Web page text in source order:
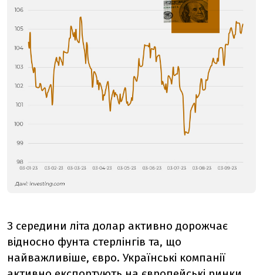
З середини літа долар активно дорожчає
відносно фунта стерлінгів та, що
найважливіше, євро. Українські компанії